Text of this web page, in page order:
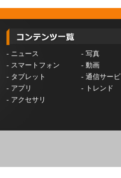
- ニュース - 写真
- スマートフォン - 動画
- タブレット - 通信サー
- アプリ -
トレンド
- アクセサリ